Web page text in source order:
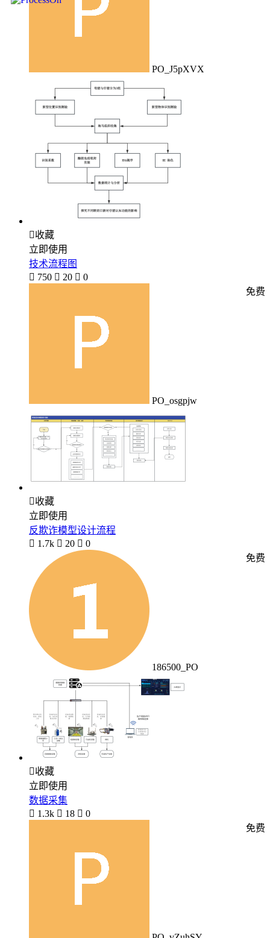
PO_J5pXVX
收藏
立即使用
技术流程图
 750  20  0
PO_osgpjw
免费
收藏
立即使用
反欺诈模型设计流程
 1.7k  20  0
186500_PO
免费
收藏
立即使用
数据采集
 1.3k  18  0
免费